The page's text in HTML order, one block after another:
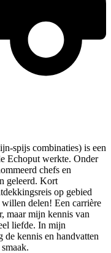
spijs combinaties) is een
Echoput werkte. Onder
chefs en
geleerd. Kort
op gebied
delen! Een carrière
maar mijn kennis van
liefde. In mijn
kennis en handvatten